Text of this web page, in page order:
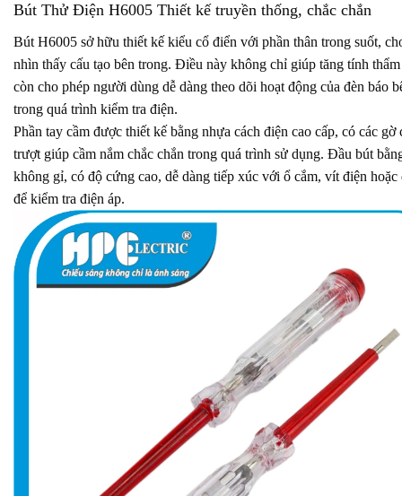
Bút Thử Điện H6005 Thiết kế truyền thống, chắc chắn
Bút H6005 sở hữu thiết kế kiểu cổ điển với phần thân trong suốt,
nhìn thấy cấu tạo bên trong. Điều này không chỉ giúp tăng tính
còn cho phép người dùng dễ dàng theo dõi hoạt động của đèn báo
trong quá trình kiểm tra điện.
Phần tay cầm được thiết kế bằng nhựa cách điện cao cấp, có các gờ
trượt giúp cầm nắm chắc chắn trong quá trình sử dụng. Đầu bút
không gỉ, có độ cứng cao, dễ dàng tiếp xúc với ổ cắm, vít điện hoặc
để kiểm tra điện áp.